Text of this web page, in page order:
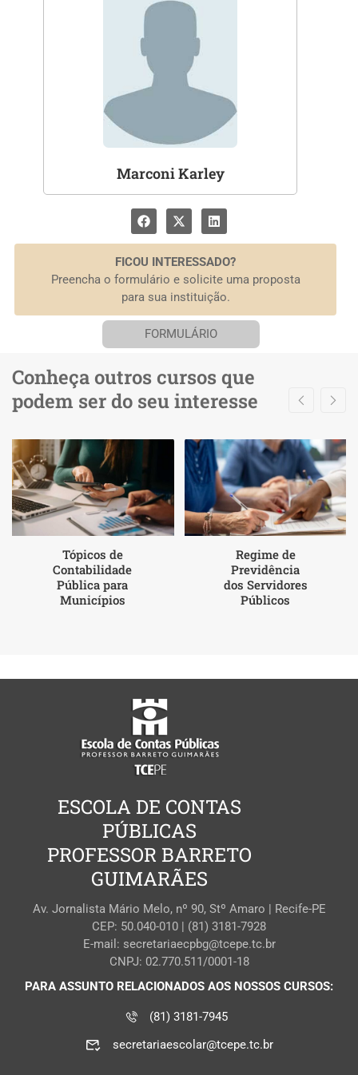
Marconi Karley
FICOU INTERESSADO?
Preencha o formulário e solicite uma proposta
para sua instituição.
FORMULÁRIO
Conheça outros cursos que
podem ser do seu interesse
Tópicos de
Contabilidade
Pública para
Municípios
Regime de
Previdência
dos Servidores
Públicos
ESCOLA DE CONTAS
PÚBLICAS
PROFESSOR BARRETO
GUIMARÃES
Av. Jornalista Mário Melo, nº 90, Stº Amaro | Recife-PE
CEP: 50.040-010 | (81) 3181-7928
E-mail: secretariaecpbg@tcepe.tc.br
CNPJ: 02.770.511/0001-18
PARA ASSUNTO RELACIONADOS AOS NOSSOS CURSOS:
(81) 3181-7945
secretariaescolar@tcepe.tc.br